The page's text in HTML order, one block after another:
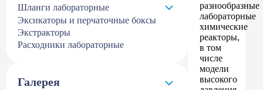
Шланги лабораторные
Эксикаторы и перчаточные боксы
Экстракторы
Расходники лабораторные
Галерея
разнообразные
лабораторные
химические
реакторы,
в том
числе
модели
высокого